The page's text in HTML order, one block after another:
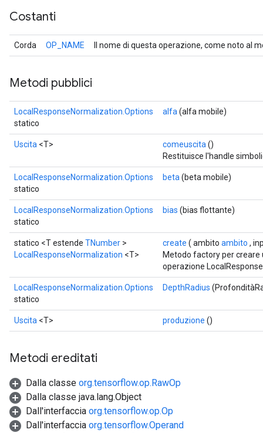
Costanti
Corda OP_NAME Il nome di questa operazione, come noto al
Metodi pubblici
LocalResponseNormalization.Options
statico
alfa (alfa mobile)
Uscita <T> comeuscita ()
Restituisce l'handle
LocalResponseNormalization.Options
statico
beta (beta mobile)
LocalResponseNormalization.Options
statico
bias (bias flottante)
statico <T estende TNumber >
LocalResponseNormalization <T>
create ( ambito ambito ,
Metodo factory per creare
operazione
LocalResponseNormalization.Options
statico
DepthRadius
Uscita <T> produzione ()
Metodi ereditati
Dalla classe org.tensorflow.op.RawOp
Dalla classe java.lang.Object
Dall'interfaccia org.tensorflow.op.Op
Dall'interfaccia org.tensorflow.Operand